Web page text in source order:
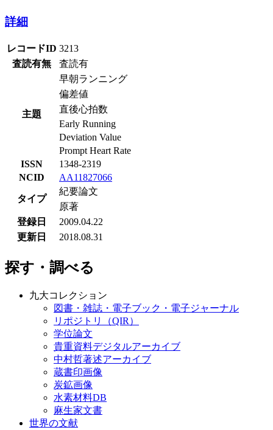
詳細
レコードID 3213
査読有無
査読有
主題
早朝ランニング
偏差値
直後心拍数
Early Running
Deviation Value
Prompt Heart Rate
ISSN
1348-2319
NCID
AA11827066
タイプ
紀要論文
原著
登録日
2009.04.22
更新日
2018.08.31
探す・調べる
九大コレクション
図書・雑誌・電子ブック・電子ジャーナル
リポジトリ（QIR）
学位論文
貴重資料デジタルアーカイブ
中村哲著述アーカイブ
蔵書印画像
炭鉱画像
水素材料DB
麻生家文書
世界の文献